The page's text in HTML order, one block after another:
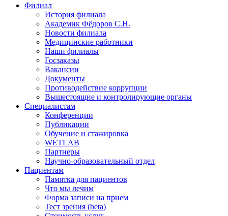
Филиал
История филиала
Академик Фёдоров С.Н.
Новости филиала
Медицинские работники
Наши филиалы
Госзаказы
Вакансии
Документы
Противодействие коррупции
Вышестоящие и контролирующие органы
Специалистам
Конференции
Публикации
Обучение и стажировка
WETLAB
Партнеры
Научно-образовательный отдел
Пациентам
Памятка для пациентов
Что мы лечим
Форма записи на прием
Тест зрения (beta)